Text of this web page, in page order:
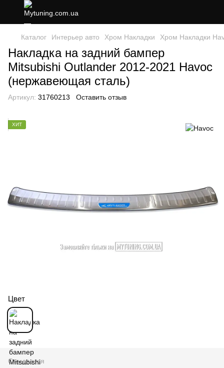
Каталог Интерьер авто Хром Накладки Хром Накладки
Накладка на задний бампер
Mitsubishi Outlander 2012-2021 Havoc
(нержавеющая сталь)
Артикул: 31760213 Оставить отзыв
ХИТ
Цвет
Ожидается